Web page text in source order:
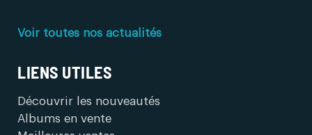
Voir toutes nos actualités
LIENS UTILES
Découvrir les nouveautés
Albums en vente